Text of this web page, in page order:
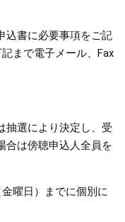
込書に必要事項をご記
まで電子メール、Fax
抽選により決定し、受
合は傍聴申込人全員を
曜日）までに個別に